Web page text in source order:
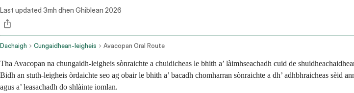
Last updated 3mh dhen Ghiblean 2026
Dachaigh Cungaidhean-leigheis Avacopan Oral Route
Tha Avacopan na chungaidh-leigheis sònraichte a chuidicheas le bhith a’ làimhseachadh cuid de
Bidh an stuth-leigheis òrdaichte seo ag obair le bhith a’ bacadh chomharran sònraichte a dh’ adhbhraicheas sèid
agus a’ leasachadh do shlàinte iomlan.